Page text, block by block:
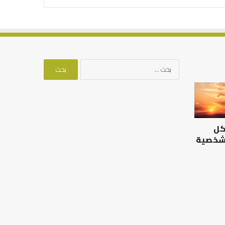
الرصيد
التربوي
والطفولة
المبكرة
..
كيف
شخصية
البحث